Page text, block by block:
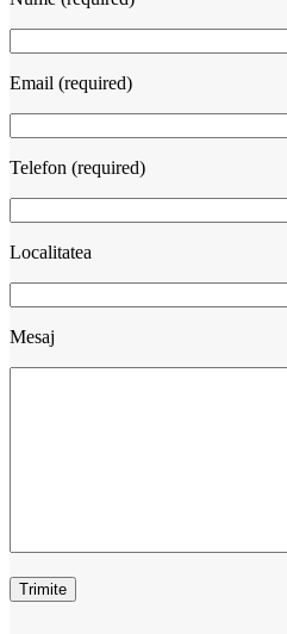
Email (required)
Telefon (required)
Localitatea
Mesaj